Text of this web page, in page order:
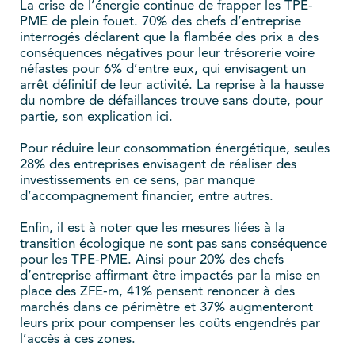
La crise de l’énergie continue de frapper les TPE-
PME de plein fouet. 70% des chefs d’entreprise
interrogés déclarent que la flambée des prix a des
conséquences négatives pour leur trésorerie voire
néfastes pour 6% d’entre eux, qui envisagent un
arrêt définitif de leur activité. La reprise à la hausse
du nombre de défaillances trouve sans doute, pour
partie, son explication ici.
Pour réduire leur consommation énergétique, seules
28% des entreprises envisagent de réaliser des
investissements en ce sens, par manque
d’accompagnement financier, entre autres.
Enfin, il est à noter que les mesures liées à la
transition écologique ne sont pas sans conséquence
pour les TPE-PME. Ainsi pour 20% des chefs
d’entreprise affirmant être impactés par la mise en
place des ZFE-m, 41% pensent renoncer à des
marchés dans ce périmètre et 37% augmenteront
leurs prix pour compenser les coûts engendrés par
l’accès à ces zones.